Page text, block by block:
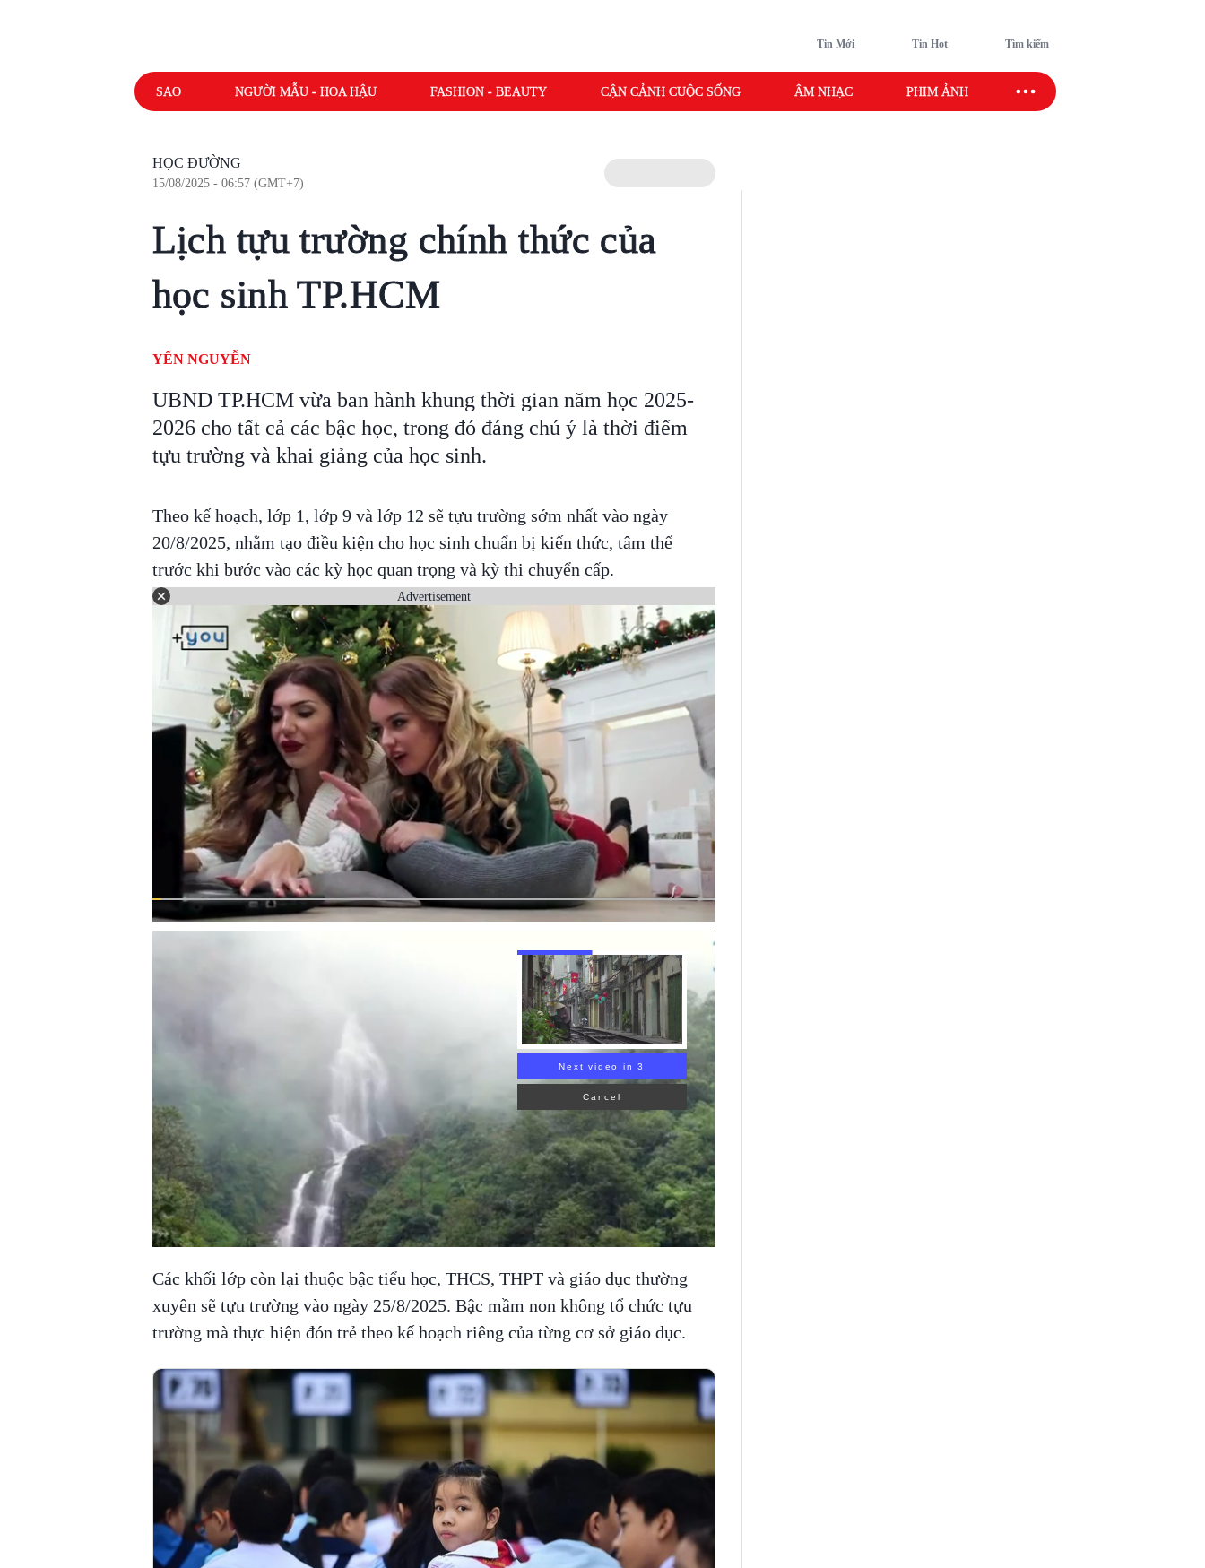
Tin Mới Tin Hot Tìm kiếm
SAO NGƯỜI MẪU - HOA HẬU FASHION - BEAUTY CẬN CẢNH CUỘC SỐNG ÂM NHẠC PHIM ẢNH SAO SPORT
HỌC ĐƯỜNG
15/08/2025 - 06:57 (GMT+7)
Lịch tựu trường chính thức của
học sinh TP.HCM
YẾN NGUYỄN
UBND TP.HCM vừa ban hành khung thời gian năm học 2025-
2026 cho tất cả các bậc học, trong đó đáng chú ý là thời điểm
tựu trường và khai giảng của học sinh.
Theo kế hoạch, lớp 1, lớp 9 và lớp 12 sẽ tựu trường sớm nhất vào ngày
20/8/2025, nhằm tạo điều kiện cho học sinh chuẩn bị kiến thức, tâm thế
trước khi bước vào các kỳ học quan trọng và kỳ thi chuyển cấp.
Advertisement
Next video in 2
Cancel
Các khối lớp còn lại thuộc bậc tiểu học, THCS, THPT và giáo dục thường
xuyên sẽ tựu trường vào ngày 25/8/2025. Bậc mầm non không tổ chức tựu
trường mà thực hiện đón trẻ theo kế hoạch riêng của từng cơ sở giáo dục.